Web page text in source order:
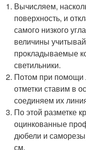
Вычисляем,
поверхность, и
самого низкого
величины
прокладываемые
светильники.
Потом при помощи
отметки ставим в
соединяем их
По этой разметке
оцинкованные
дюбели и
см.